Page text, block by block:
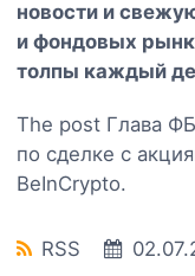
новости и
и фондовых
толпы каждый
The post Глава
по сделке с
BeInCrypto.
RSS